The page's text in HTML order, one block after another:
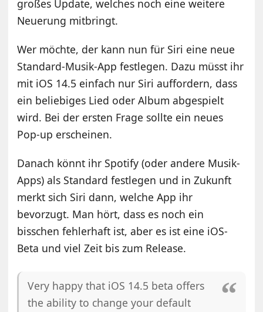
großes Update, welches noch eine weitere
Neuerung mitbringt.
Wer möchte, der kann nun für Siri eine neue
Standard-Musik-App festlegen. Dazu müsst ihr
mit iOS 14.5 einfach nur Siri auffordern, dass
ein beliebiges Lied oder Album abgespielt
wird. Bei der ersten Frage sollte ein neues
Pop-up erscheinen.
Danach könnt ihr Spotify (oder andere Musik-
Apps) als Standard festlegen und in Zukunft
merkt sich Siri dann, welche App ihr
bevorzugt. Man hört, dass es noch ein
bisschen fehlerhaft ist, aber es ist eine iOS-
Beta und viel Zeit bis zum Release.
Very happy that iOS 14.5 beta offers
the ability to change your default